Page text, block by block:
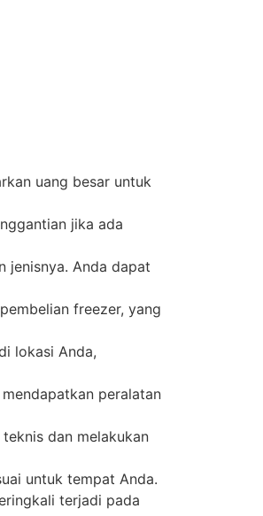
uang besar untuk
jika ada
jenisnya. Anda dapat
freezer, yang
lokasi Anda,
peralatan
dan melakukan
untuk tempat Anda.
terjadi pada